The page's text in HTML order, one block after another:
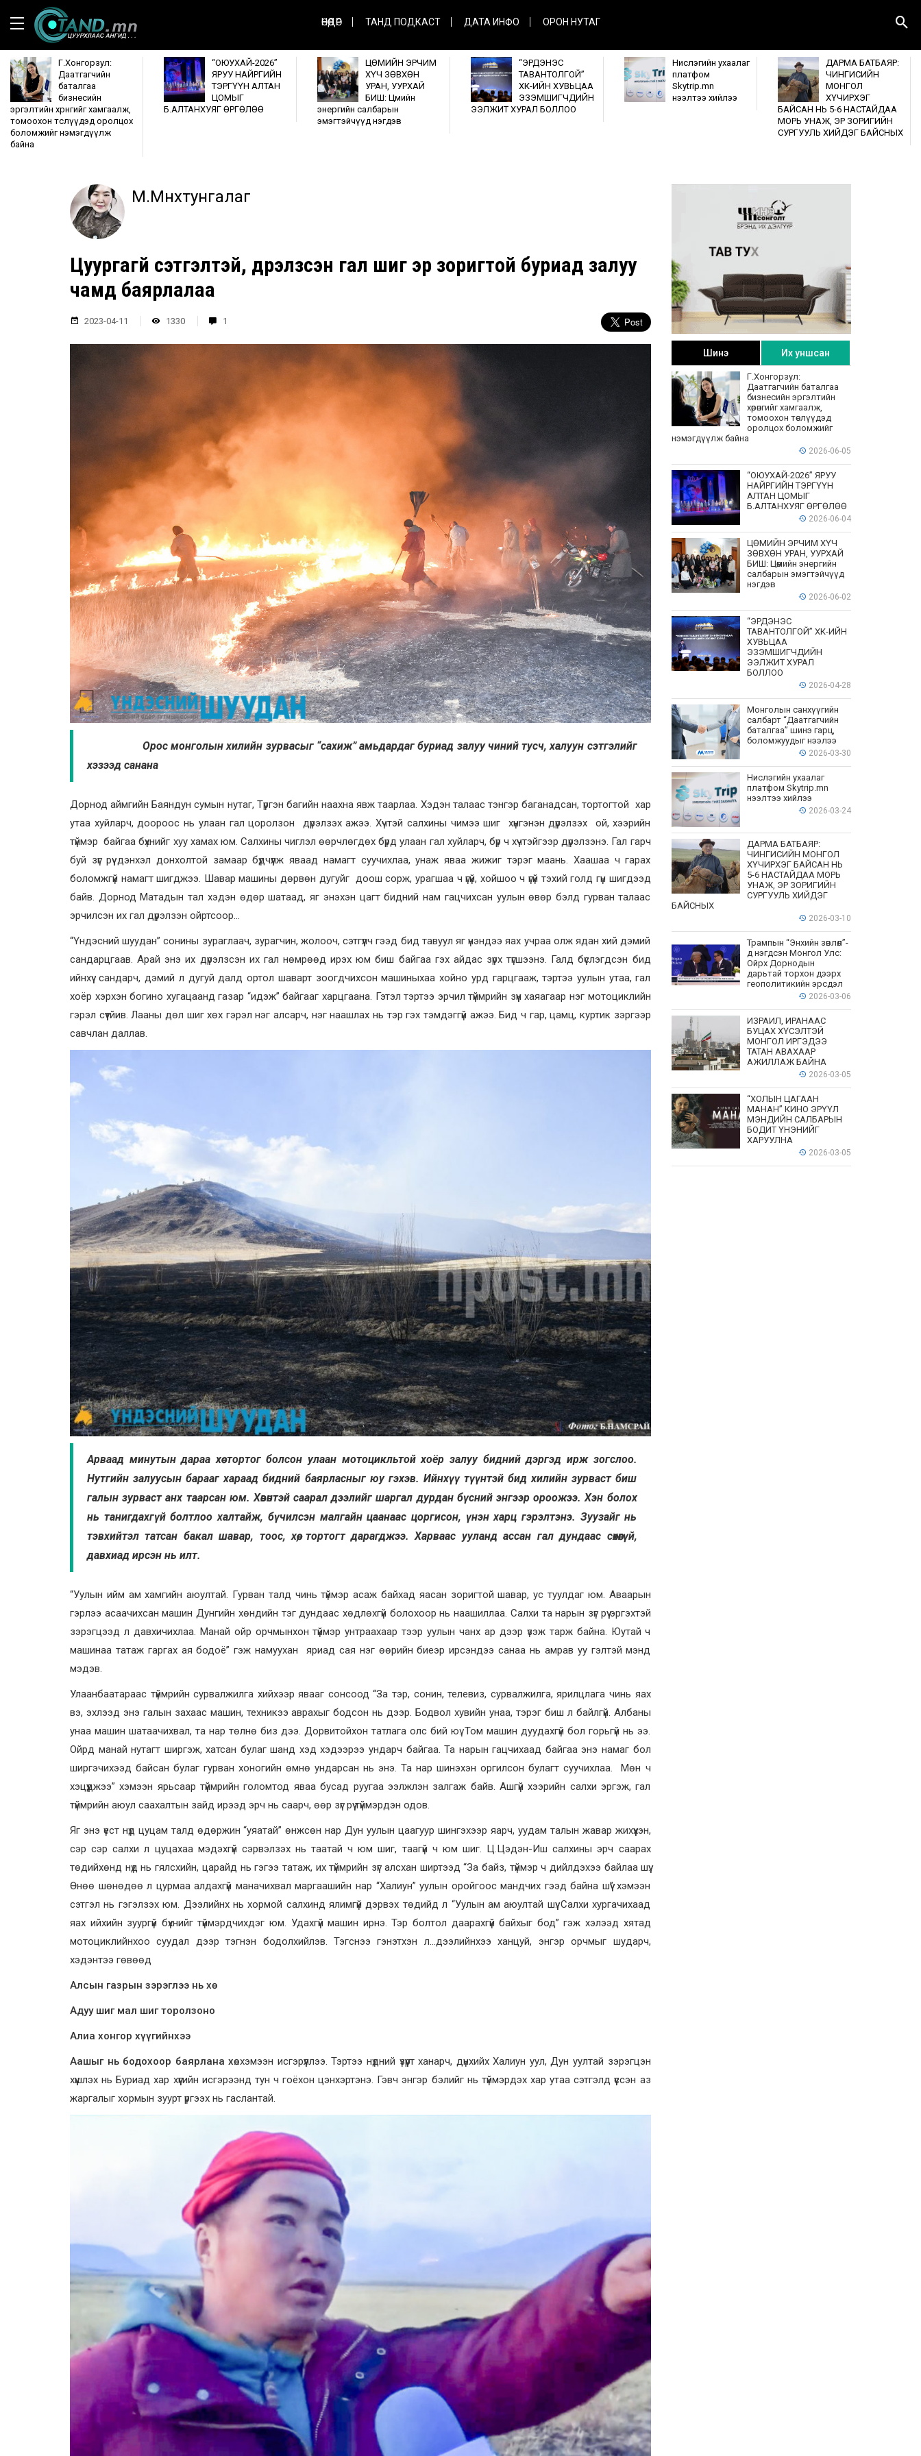
ӨНӨӨДӨР ТАНД ПОДКАСТ ДАТА ИНФО ОРОН НУТАГ
Г.Хонгорзул:
Даатгагчийн
баталгаа
бизнесийн
эргэлтийн хөрөнгийг хамгаалж,
томоохон төслүүдэд оролцох
боломжийг нэмэгдүүлж
байна
“ОЮУХАЙ-2026”
ЯРУУ НАЙРГИЙН
ТЭРГҮҮН АЛТАН
ЦОМЫГ
Б.АЛТАНХУЯГ ӨРГӨЛӨӨ
ЦӨМИЙН ЭРЧИМ
ХҮЧ ЗӨВХӨН
УРАН, УУРХАЙ
БИШ: Цөмийн
энергийн салбарын
эмэгтэйчүүд нэгдэв
“ЭРДЭНЭС
ТАВАНТОЛГОЙ”
ХК-ИЙН ХУВЬЦАА
ЭЗЭМШИГЧДИЙН
ЭЭЛЖИТ ХУРАЛ БОЛЛОО
Нислэгийн ухаалаг
платфом
Skytrip.mn
нээлтээ хийлээ
ДАРМА БАТБАЯР:
ЧИНГИСИЙН
МОНГОЛ
ХҮЧИРХЭГ
БАЙСАН НЬ 5-6 НАСТАЙДАА
МОРЬ УНАЖ, ЭР ЗОРИГИЙН
СУРГУУЛЬ ХИЙДЭГ БАЙСНЫХ
М.Мөнхтунгалаг
Цуургагүй сэтгэлтэй, дүрэлзсэн гал шиг эр зоригтой буриад залуу
чамд баярлалаа
2023-04-11 1330 1
Орос монголын хилийн зурвасыг “сахиж” амьдардаг буриад залуу чиний тусч, халуун сэтгэлийг
хэзээд санана
Дорнод аймгийн Баяндун сумын нутаг, Түргэн багийн наахна явж таарлаа. Хэдэн талаас тэнгэр баганадсан, тортогтой хар
утаа хуйларч, доороос нь улаан гал цоролзон дүрэлзэх ажээ. Хүчтэй салхины чимээ шиг хүнгэнэн дүрэлзэх ой, хээрийн
түймэр байгаа бүхнийг хуу хамах юм. Салхины чиглэл өөрчлөгдөх бүрд улаан гал хуйларч, бүр ч хүчтэйгээр дүрэлзэнэ. Гал гарч
буй зүг рүү дэнхэл донхолтой замаар бүдчүүлж яваад намагт суучихлаа, унаж яваа жижиг тэрэг маань. Хаашаа ч гарах
боломжгүй намагт шигджээ. Шавар машины дөрвөн дугуйг доош сорж, урагшаа ч үгүй, хойшоо ч үгүй тэхий голд гүн шигдээд
байв. Дорнод Матадын тал хэдэн өдөр шатаад, яг энэхэн цагт бидний нам гацчихсан уулын өвөр бэлд гурван талаас
эрчилсэн их гал дүрэлзэн ойртсоор…
“Үндэсний шуудан” сонины зураглаач, зурагчин, жолооч, сэтгүүлч гээд бид тавуул яг үнэндээ яах учраа олж ядан хий дэмий
сандарцгаав. Арай энэ их дүрэлзсэн их гал нөмрөөд ирэх юм биш байгаа гэх айдас зүрх түгшээнэ. Галд бүслэгдсэн бид
ийнхүү сандарч, дэмий л дугуй далд ортол шаварт зоогдчихсон машиныхаа хойно урд гарцгааж, тэртээ уулын утаа, гал
хоёр хэрхэн богино хугацаанд газар “идэж” байгааг харцгаана. Гэтэл тэртээ эрчил түймрийн зүүн хаяагаар нэг мотоциклийн
гэрэл сүүтйив. Лааны дөл шиг хөх гэрэл нэг алсарч, нэг наашлах нь тэр гэх тэмдэггүй ажээ. Бид ч гар, цамц, куртик зэргээр
савчлан даллав.
Арваад минутын дараа хөө тортог болсон улаан мотоцикльтой хоёр залуу бидний дэргэд ирж зогслоо.
Нутгийн залуусын барааг хараад бидний баярласныг юу гэхэв. Ийнхүү түүнтэй бид хилийн зурваст биш
галын зурваст анх таарсан юм. Хөвөнтэй саарал дээлийг шаргал дурдан бүсний энгээр ороожээ. Хэн болох
нь танигдахгүй болтлоо халтайж, бүчилсэн малгайн цаанаас цоргисон, үнэн харц гэрэлтэнэ. Зуузайг нь
тэвхийтэл татсан бакал шавар, тоос, хөө, тортогт дарагджээ. Харваас ууланд ассан гал дундаас сөхөөгүй,
давхиад ирсэн нь илт.
“Уулын ийм ам хамгийн аюултай. Гурван талд чинь түймэр асаж байхад яасан зоригтой шавар, ус туулдаг юм. Аваарын
гэрлээ асаачихсан машин Дунгийн хөндийн тэг дундаас хөдлөхгүй болохоор нь наашиллаа. Салхи та нарын зүг рүү эргэхтэй
зэрэгцээд л давхичихлаа. Манай ойр орчмынхон түймэр унтраахаар тээр уулын чанх ар дээр үзэж тарж байна. Юутай ч
машинаа татаж гаргах ая бодоё” гэж намуухан яриад сая нэг өөрийн биеэр ирсэндээ санаа нь амрав уу гэлтэй мэнд
мэдэв.
Улаанбаатараас түймрийн сурвалжилга хийхээр явааг сонсоод “За тэр, сонин, телевиз, сурвалжилга, ярилцлага чинь яах
вэ, эхлээд энэ галын захаас машин, техникээ аврахыг бодсон нь дээр. Бодвол хувийн унаа, тэрэг биш л байлгүй. Албаны
унаа машин шатаачихвал, та нар төлнө биз дээ. Дорвитойхон татлага олс бий юү. Том машин дуудахгүй бол горьгүй нь ээ.
Ойрд манай нутагт ширгэж, хатсан булаг шанд хэд хэдээрээ ундарч байгаа. Та нарын гацчихаад байгаа энэ намаг бол
ширгэчихээд байсан булаг гурван хоногийн өмнө ундарсан нь энэ. Та нар шинэхэн оргилсон булагт суучихлаа. Мөн ч
хэцүүджээ” хэмээн ярьсаар түймрийн голомтод яваа бусад руугаа ээлжлэн залгаж байв. Ашгүй хээрийн салхи эргэж, гал
түймрийн аюул саахалтын зайд ирээд эрч нь саарч, өөр зүг рүү түймэрдэн одов.
Яг энэ үест нүд цуцам талд өдөржин “уяатай” өнжсөн нар Дун уулын цаагуур шингэхээр яарч, уудам талын жавар жихүүхэн,
сэр сэр салхи л цуцахаа мэдэхгүй сэрвэлзэх нь таатай ч юм шиг, таагүй ч юм шиг. Ц.Цэдэн-Иш салхины эрч саарах
төдийхөнд нүд нь гялсхийн, царайд нь гэгээ татаж, их түймрийн зүг алсхан ширтээд “За байз, түймэр ч дийлдэхээ байлаа шүү.
Өнөө шөнөдөө л цурмаа алдахгүй маначихвал маргаашийн нар “Халиун” уулын оройгоос мандчих гээд байна шүү” хэмээн
сэтгэл нь гэгэлзэх юм. Дээлийнх нь хормой салхинд ялимгүй дэрвэх төдийд л “Уулын ам аюултай шүү. Салхи хургачихаад
яах ийхийн зуургүй бүхнийг түймэрдчихдэг юм. Удахгүй машин ирнэ. Тэр болтол даарахгүй байхыг бод” гэж хэлээд хятад
мотоциклийнхоо суудал дээр тэгнэн бодолхийлэв. Тэгснээ гэнэтхэн л…дээлийнхээ ханцуй, энгэр орчмыг шударч,
хэдэнтээ гөвөөд
Алсын газрын зэрэглээ нь хө
Адуу шиг мал шиг торолзоно
Алиа хонгор хүүгийнхээ
Аашыг нь бодохоор баярлана хө…хэмээн исгэрүүллээ. Тэртээ нүдний үзүүрт ханарч, дүнхийх Халиун уул, Дун уултай зэрэгцэн
хүүшлэх нь Буриад хар хүүгийн исгэрээнд тун ч гоёхон цэнхэртэнэ. Гэвч энгэр бэлийг нь түймэрдэх хар утаа сэтгэлд үүссэн аз
жаргалыг хормын зуурт үргээх нь гаслантай.
Шинэ Их уншсан
Г.Хонгорзул:
Даатгагчийн баталгаа
бизнесийн эргэлтийн
хөрөнгийг хамгаалж,
томоохон төслүүдэд
оролцох боломжийг
нэмэгдүүлж байна
2026-06-05
“ОЮУХАЙ-2026” ЯРУУ
НАЙРГИЙН ТЭРГҮҮН
АЛТАН ЦОМЫГ
Б.АЛТАНХУЯГ ӨРГӨЛӨӨ
2026-06-04
ЦӨМИЙН ЭРЧИМ ХҮЧ
ЗӨВХӨН УРАН, УУРХАЙ
БИШ: Цөмийн энергийн
салбарын эмэгтэйчүүд
нэгдэв
2026-06-02
“ЭРДЭНЭС
ТАВАНТОЛГОЙ” ХК-ИЙН
ХУВЬЦАА
ЭЗЭМШИГЧДИЙН
ЭЭЛЖИТ ХУРАЛ
БОЛЛОО
2026-04-28
Монголын санхүүгийн
салбарт “Даатгагчийн
баталгаа” шинэ гарц,
боломжуудыг нээлээ
2026-03-30
Нислэгийн ухаалаг
платфом Skytrip.mn
нээлтээ хийлээ
2026-03-24
ДАРМА БАТБАЯР:
ЧИНГИСИЙН МОНГОЛ
ХҮЧИРХЭГ БАЙСАН НЬ
5-6 НАСТАЙДАА МОРЬ
УНАЖ, ЭР ЗОРИГИЙН
СУРГУУЛЬ ХИЙДЭГ
БАЙСНЫХ
2026-03-10
Трампын “Энхийн зөвлөл”-
д нэгдсэн Монгол Улс:
Ойрх Дорнодын
дарьтай торхон дээрх
геополитикийн эрсдэл
2026-03-06
ИЗРАИЛ, ИРАНААС
БУЦАХ ХҮСЭЛТЭЙ
МОНГОЛ ИРГЭДЭЭ
ТАТАН АВАХААР
АЖИЛЛАЖ БАЙНА
2026-03-05
“ХОЛЫН ЦАГААН
МАНАН” КИНО ЭРҮҮЛ
МЭНДИЙН САЛБАРЫН
БОДИТ ҮНЭНИЙГ
ХАРУУЛНА
2026-03-05